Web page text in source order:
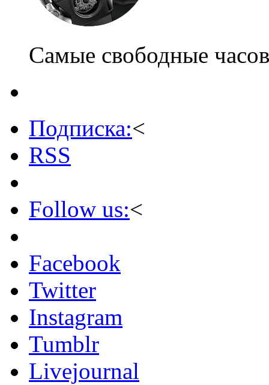
Самые свободные
Подписка:<
RSS
Follow us:<
Facebook
Twitter
Instagram
Tumblr
Livejournal